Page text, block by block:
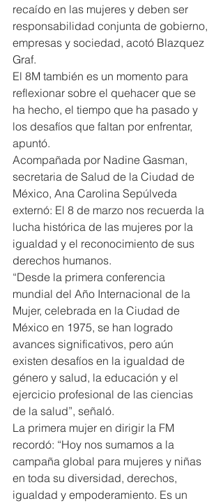
recaído en las mujeres y deben ser
responsabilidad conjunta de gobierno,
empresas y sociedad, acotó Blazquez
Graf.
El 8M también es un momento para
reflexionar sobre el quehacer que se
ha hecho, el tiempo que ha pasado y
los desafíos que faltan por enfrentar,
apuntó.
Acompañada por Nadine Gasman,
secretaria de Salud de la Ciudad de
México, Ana Carolina Sepúlveda
externó: El 8 de marzo nos recuerda la
lucha histórica de las mujeres por la
igualdad y el reconocimiento de sus
derechos humanos.
“Desde la primera conferencia
mundial del Año Internacional de la
Mujer, celebrada en la Ciudad de
México en 1975, se han logrado
avances significativos, pero aún
existen desafíos en la igualdad de
género y salud, la educación y el
ejercicio profesional de las ciencias
de la salud”, señaló.
La primera mujer en dirigir la FM
recordó: “Hoy nos sumamos a la
campaña global para mujeres y niñas
en toda su diversidad, derechos,
igualdad y empoderamiento. Es un